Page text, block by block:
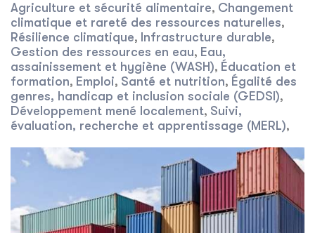
Agriculture et sécurité alimentaire, Changement
climatique et rareté des ressources naturelles,
Résilience climatique, Infrastructure durable,
Gestion des ressources en eau, Eau,
assainissement et hygiène (WASH), Éducation et
formation, Emploi, Santé et nutrition, Égalité des
genres, handicap et inclusion sociale (GEDSI),
Développement mené localement, Suivi,
évaluation, recherche et apprentissage (MERL),